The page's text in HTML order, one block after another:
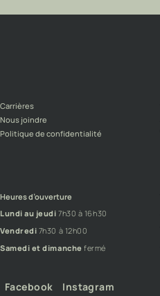
Carrières
Nous joindre
Politique de confidentialité
Heures d’ouverture
Lundi au jeudi 7h30 à 16h30
Vendredi 7h30 à 12h00
Samedi et dimanche fermé
Facebook Instagram